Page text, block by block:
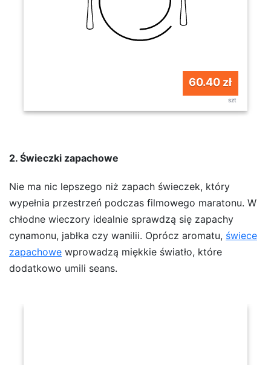
60.40 zł
szt
2. Świeczki zapachowe
Nie ma nic lepszego niż zapach świeczek, który
wypełnia przestrzeń podczas filmowego maratonu. W
chłodne wieczory idealnie sprawdzą się zapachy
cynamonu, jabłka czy wanilii. Oprócz aromatu, świece
zapachowe wprowadzą miękkie światło, które
dodatkowo umili seans.